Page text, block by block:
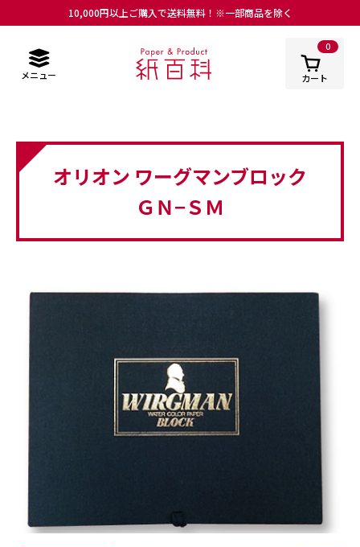
10,000円以上ご購入で送料無料！※一部商品を除く
メニュー
0
カート
オリオン ワーグマンブロック
ＧＮ−ＳＭ